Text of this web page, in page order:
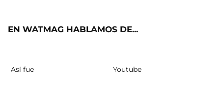
EN WATMAG HABLAMOS DE...
Así fue Youtube